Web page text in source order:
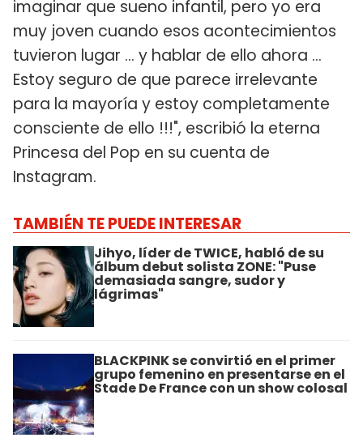
imaginar que sueno infantil, pero yo era
muy joven cuando esos acontecimientos
tuvieron lugar ... y hablar de ello ahora ...
Estoy seguro de que parece irrelevante
para la mayoría y estoy completamente
consciente de ello !!!", escribió la eterna
Princesa del Pop en su cuenta de
Instagram.
TAMBIÉN TE PUEDE INTERESAR
Jihyo, líder de TWICE, habló de su
álbum debut solista ZONE: "Puse
demasiada sangre, sudor y
lágrimas"
BLACKPINK se convirtió en el primer
grupo femenino en presentarse en el
Stade De France con un show colosal